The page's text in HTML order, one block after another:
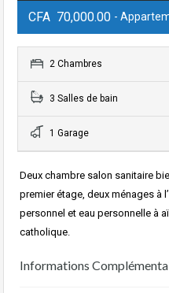
CFA 70,000.00 -
2 Chambres
3 Salles de bain
1 Garage
Deux chambre salon sanitaire
premier étage, deux ménages à
personnel et eau personnelle à
catholique.
Informations